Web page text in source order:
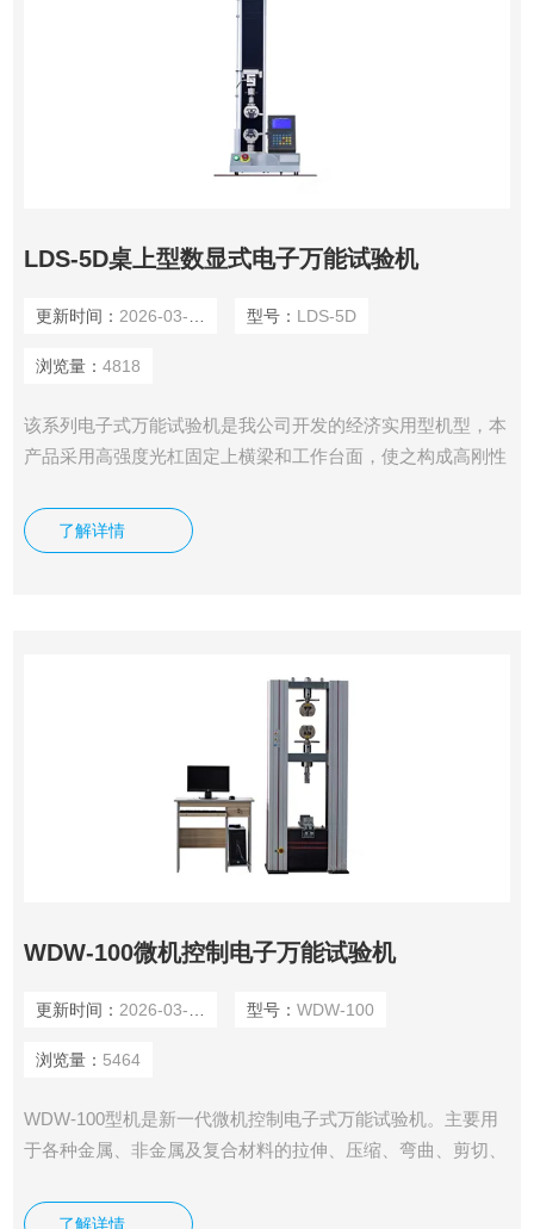
LDS-5D桌上型数显式电子万能试验机
更新时间： 2026-03-20 型号： LDS-5D
浏览量： 4818
该系列电子式万能试验机是我公司开发的经济实用型机型，本
产品采用高强度光杠固定上横梁和工作台面，使之构成高刚性
上下移动，实现试验加载过程。拉伸压缩空间相对较大，柱间
距小。采用液晶屏幕显示，配置相对低端。精度1级。
了解详情
WDW-100微机控制电子万能试验机
更新时间： 2026-03-20 型号： WDW-100
浏览量： 5464
WDW-100型机是新一代微机控制电子式万能试验机。主要用
于各种金属、非金属及复合材料的拉伸、压缩、弯曲、剪切、
具有宽广准确的加载速度和测力范围，对载荷、位移的测量和
了解详情